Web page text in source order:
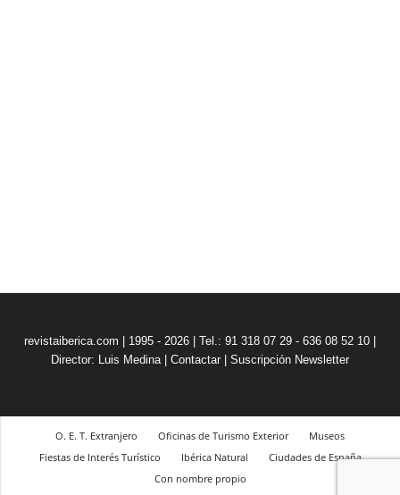
revistaiberica.com | 1995 - 2026 | Tel.: 91 318 07 29 - 636 08 52 10 |
Director: Luis Medina| Contactar Suscripción Newsletter
O. E. T. Extranjero Oficinas de Turismo Exterior
Museos
Fiestas de Interés Turístico
Ibérica Natural
Ciudades de España
Con nombre propio